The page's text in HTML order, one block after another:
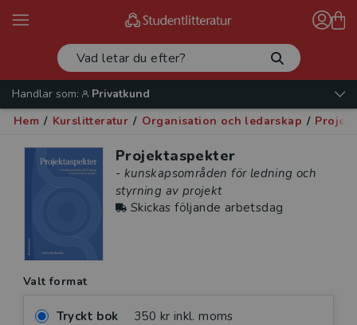
Handlar som:
Privatkund
Hem / Kurslitteratur / Organisation och ledarskap /
Projektaspekter
- kunskapsområden för ledning och
styrning av projekt
Skickas följande arbetsdag
Valt format
Tryckt bok 350 kr inkl. moms